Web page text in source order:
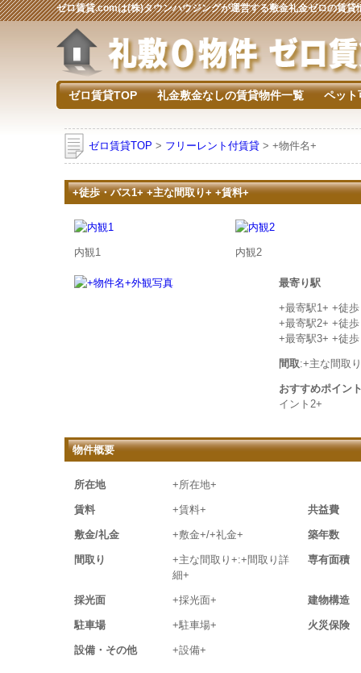
ゼロ賃貸.comは(株)タウンハウジングが運営する敷金礼金ゼロの賃貸
ゼロ賃貸TOP 礼金敷金なしの賃貸物件一覧 ペット
ゼロ賃貸TOP > フリーレント付賃貸 > +物件名+
+徒歩・バス1+ +主な間取り+ +賃料+
内観1 内観2
最寄り駅
+最寄駅1+ +徒
+最寄駅2+ +徒
+最寄駅3+ +徒
間取:+主な間取
おすすめポイン
イント2+
物件概要
所在地 +所在地+
賃料 +賃料+ 共益費
敷金/礼金 +敷金+/+礼金+ 築年数
間取り
+主な間取り+:+間取り詳
細+
専有面積
採光面 +採光面+ 建物構造
駐車場 +駐車場+ 火災保険
設備・その他 +設備+